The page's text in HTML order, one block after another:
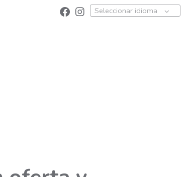
Seleccionar idioma